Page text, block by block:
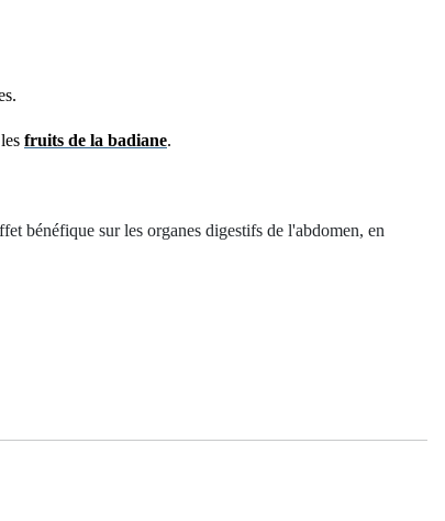
fruits de la badiane.
bénéfique sur les organes digestifs de l'abdomen, en